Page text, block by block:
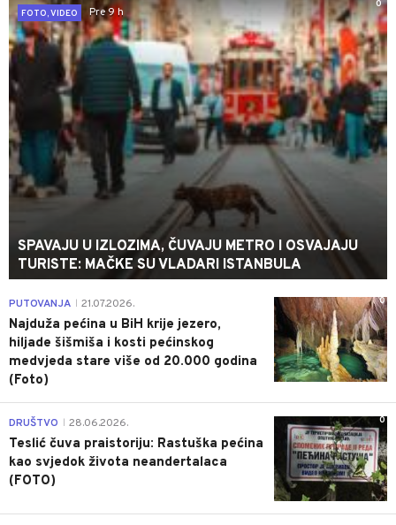
0
FOTO, VIDEO
Pre 9 h
SPAVAJU U IZLOZIMA, ČUVAJU METRO I OSVAJAJU
TURISTE: MAČKE SU VLADARI ISTANBULA
0
PUTOVANJA 21.07.2026.
Najduža pećina u BiH krije jezero,
hiljade šišmiša i kosti pećinskog
medvjeda stare više od 20.000 godina
(Foto)
0
DRUŠTVO 28.06.2026.
Teslić čuva praistoriju: Rastuška pećina
kao svjedok života neandertalaca
(FOTO)